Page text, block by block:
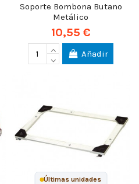
Soporte Bombona Butano
Metálico
10,55 €
Añadir
Últimas unidades